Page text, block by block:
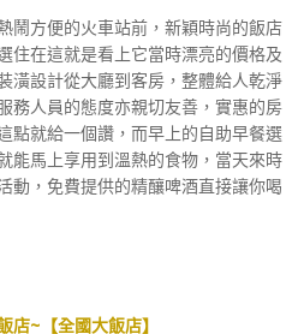
鬧方便的火車站前，新穎時尚的飯店
住在這就是看上它當時漂亮的價格及
潢設計從大廳到客房，整體給人乾淨
務人員的態度亦親切友善，實惠的房
點就給一個讚，而早上的自助早餐選
能馬上享用到溫熱的食物，當天來時
動，免費提供的精釀啤酒直接讓你喝
店~【全國大飯店】